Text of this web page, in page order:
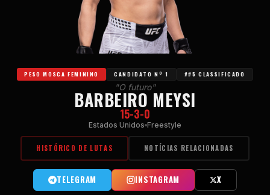
PESO MOSCA FEMININO CANDIDATO Nº 1 ##5 CLASSIFICADO
"O futuro"
BARBEIRO MEYSI
15-3-0
Estados Unidos Freestyle
HISTÓRICO DE LUTAS NOTÍCIAS RELACIONADAS
TELEGRAM INSTAGRAM X